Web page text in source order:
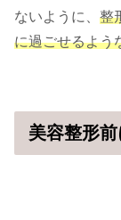
ないように、 整
に過ごせるよう
美容整形